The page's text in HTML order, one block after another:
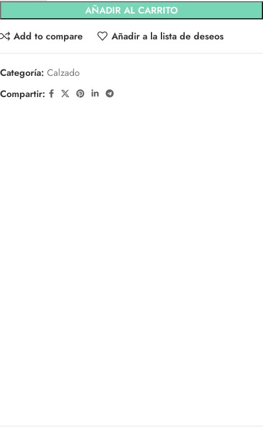
AÑADIR AL CARRITO
Add to compare
Añadir a la lista de deseos
Categoría: Calzado
Compartir: